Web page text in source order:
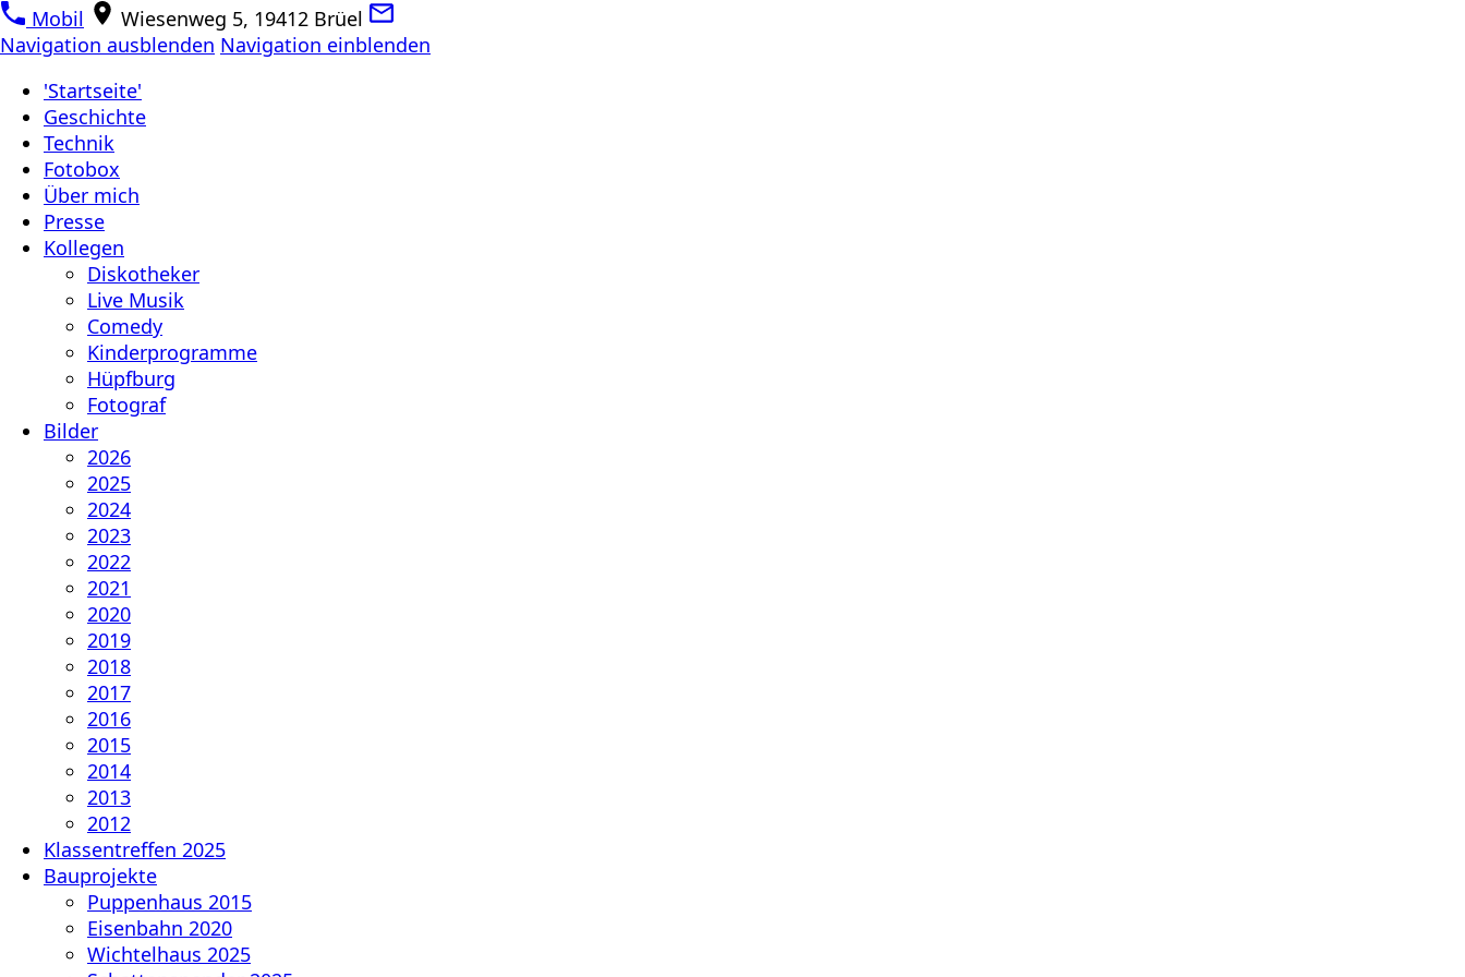
Mobil
Wiesenweg 5, 19412 Brüel
Navigation ausblenden Navigation einblenden
'Startseite'
Geschichte
Technik
Fotobox
Über mich
Presse
Kollegen
Diskotheker
Live Musik
Comedy
Kinderprogramme
Hüpfburg
Fotograf
Bilder
2026
2025
2024
2023
2022
2021
2020
2019
2018
2017
2016
2015
2014
2013
2012
Klassentreffen 2025
Bauprojekte
Puppenhaus 2015
Eisenbahn 2020
Wichtelhaus 2025